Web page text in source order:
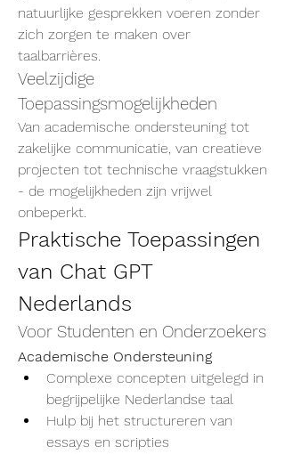
natuurlijke gesprekken voeren zonder
zich zorgen te maken over
taalbarrières.
Veelzijdige
Toepassingsmogelijkheden
Van academische ondersteuning tot
zakelijke communicatie, van creatieve
projecten tot technische vraagstukken
- de mogelijkheden zijn vrijwel
onbeperkt.
Praktische Toepassingen
van Chat GPT
Nederlands
Voor Studenten en Onderzoekers
Academische Ondersteuning
Complexe concepten uitgelegd in
begrijpelijke Nederlandse taal
Hulp bij het structureren van
essays en scripties